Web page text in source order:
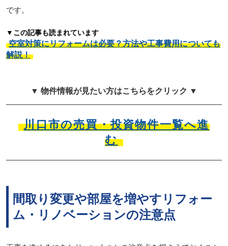
です。
▼この記事も読まれています
空室対策にリフォームは必要？方法や工事費用についても
解説！
▼ 物件情報が見たい方はこちらをクリック ▼
川口市の売買・投資物件一覧へ進
む
間取り変更や部屋を増やすリフォー
ム・リノベーションの注意点